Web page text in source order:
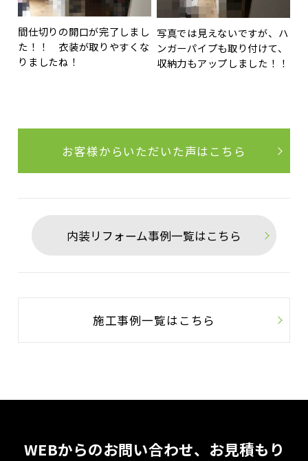
間仕切りの開口が完了しまし
た！！ 衣装が取りやすくな
りましたね！
写真では見えないですが、ハ
ンガーパイプも取り付けて、
収納力もアップしました！！
お客様からいただいた声はこちら
内装リフォーム事例一覧はこちら
施工事例一覧はこちら
WEBからのお問い合わせ、お見積もり